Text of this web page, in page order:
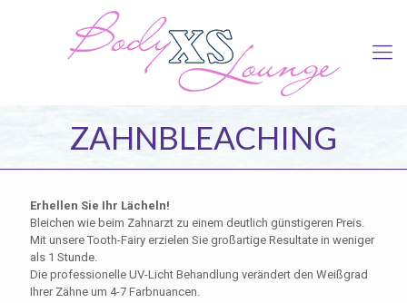
ZAHNBLEACHING
Erhellen Sie Ihr Lächeln!
Bleichen wie beim Zahnarzt zu einem deutlich günstigeren Preis.
Mit unsere Tooth-Fairy erzielen Sie großartige Resultate in weniger
als 1 Stunde.
Die professionelle UV-Licht Behandlung verändert den Weißgrad
Ihrer Zähne um 4-7 Farbnuancen.